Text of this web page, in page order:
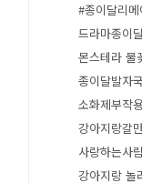
#종이달리메
드라마종이
몬스테라 물
종이달발자
소화제부작
강아지랑갈
사랑하는사
강아지랑 놀